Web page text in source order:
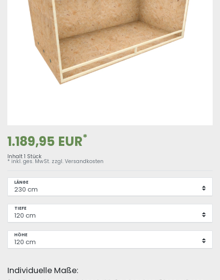
1.189,95 EUR*
Inhalt 1 Stück
* inkl. ges. MwSt. zzgl. Versandkosten
LÄNGE
TIEFE
HÖHE
Individuelle Maße: